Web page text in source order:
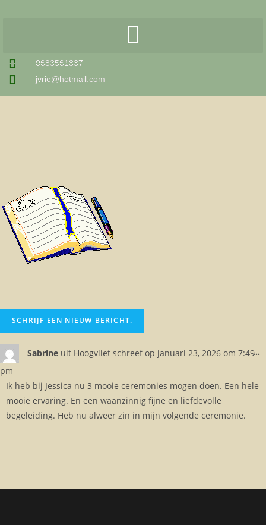
0683561837
jvrie@hotmail.com
Sabrine uit Hoogvliet schreef op januari 23, 2026 om 7:49
pm
Ik heb bij Jessica nu 3 mooie ceremonies mogen doen. Een hele
mooie ervaring. En een waanzinnig fijne en liefdevolle
begeleiding. Heb nu alweer zin in mijn volgende ceremonie.
...